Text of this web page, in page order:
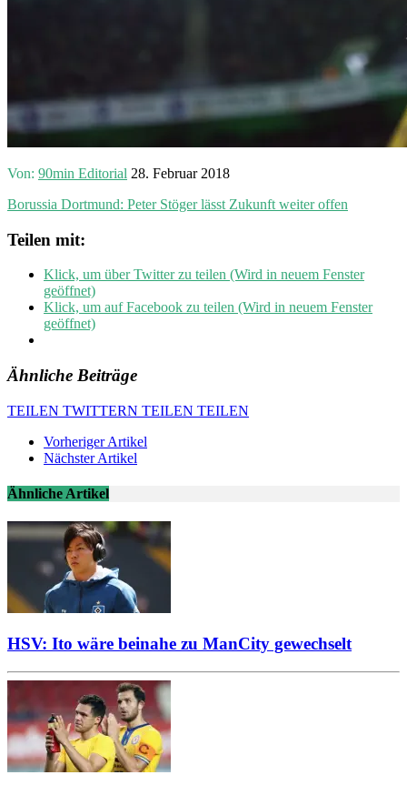
Von: 90min Editorial 28. Februar 2018
Borussia Dortmund: Peter Stöger lässt Zukunft weiter offen
Teilen mit:
Klick, um über Twitter zu teilen (Wird in neuem Fenster
geöffnet)
Klick, um auf Facebook zu teilen (Wird in neuem Fenster
geöffnet)
Ähnliche Beiträge
TEILEN TWITTERN TEILEN TEILEN
Vorheriger Artikel
Nächster Artikel
Ähnliche Artikel
HSV: Ito wäre beinahe zu ManCity gewechselt